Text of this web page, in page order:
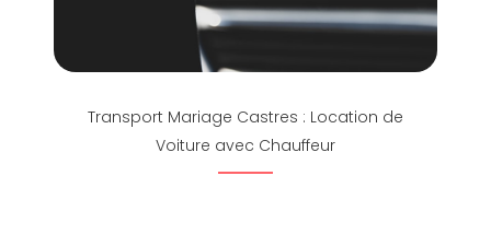
Transport Mariage Castres : Location de
Voiture avec Chauffeur